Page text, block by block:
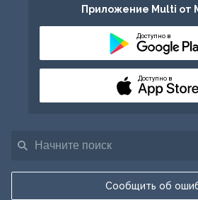
Сообщить об
Приложение Multi от
Доступно в
Доступно в